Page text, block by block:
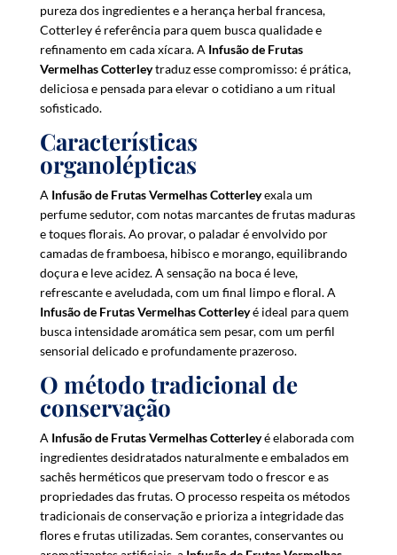
s
f
o
r
h
i
r
d
u
c
t
pureza dos ingredientes e a herança herbal francesa,
Cotterley é referência para quem busca qualidade e
refinamento em cada xícara. A Infusão de Frutas
Vermelhas Cotterleytraduz esse compromisso: é prática,
deliciosa e pensada para elevar o cotidiano a um ritual
sofisticado.
Características
organolépticas
A Infusão de Frutas Vermelhas Cotterleyexala um
perfume sedutor, com notas marcantes de frutas maduras
e toques florais. Ao provar, o paladar é envolvido por
camadas de framboesa, hibisco e morango, equilibrando
doçura e leve acidez. A sensação na boca é leve,
refrescante e aveludada, com um final limpo e floral. A
Infusão de Frutas Vermelhas Cotterleyé ideal para quem
busca intensidade aromática sem pesar, com um perfil
sensorial delicado e profundamente prazeroso.
O método tradicional de
conservação
A Infusão de Frutas Vermelhas Cotterleyé elaborada com
ingredientes desidratados naturalmente e embalados em
sachês herméticos que preservam todo o frescor e as
propriedades das frutas. O processo respeita os métodos
tradicionais de conservação e prioriza a integridade das
flores e frutas utilizadas. Sem corantes, conservantes ou